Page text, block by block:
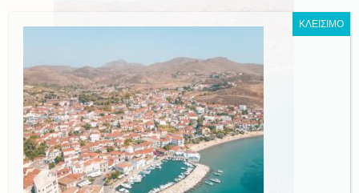
ΚΛΕΙΣΙΜΟ